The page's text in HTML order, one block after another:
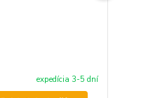
expedícia 3-5 dní